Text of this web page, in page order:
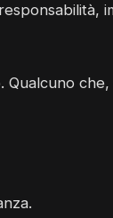
Qualcuno